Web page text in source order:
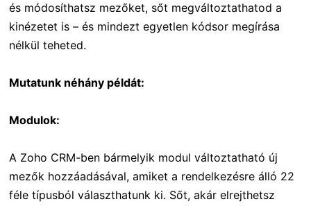
és módosíthatsz mezőket, sőt megváltoztathatod a
kinézetet is – és mindezt egyetlen kódsor megírása
nélkül teheted.
Mutatunk néhány példát:
Modulok:
A Zoho CRM-ben bármelyik modul változtatható új
mezők hozzáadásával, amiket a rendelkezésre álló 22
féle típusból választhatunk ki. Sőt, akár elrejthetsz